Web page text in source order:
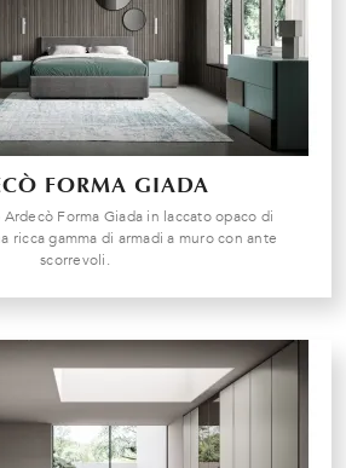
FORMA GIADA
Forma Giada in laccato opaco di
ricca gamma di armadi a muro con ante
scorrevoli.